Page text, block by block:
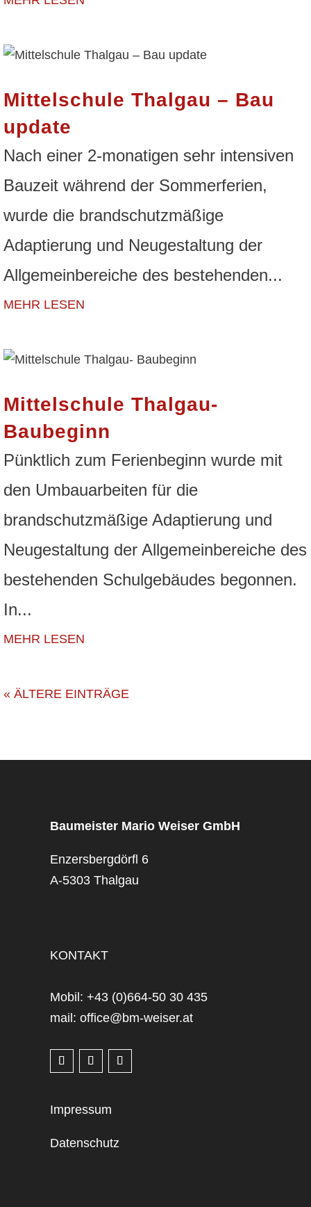
Mittelschule Thalgau – Bau
update
Nach einer 2-monatigen sehr intensiven
Bauzeit während der Sommerferien,
wurde die brandschutzmäßige
Adaptierung und Neugestaltung der
Allgemeinbereiche des bestehenden...
MEHR LESEN
Mittelschule Thalgau-
Baubeginn
Pünktlich zum Ferienbeginn wurde mit
den Umbauarbeiten für die
brandschutzmäßige Adaptierung und
Neugestaltung der Allgemeinbereiche des
bestehenden Schulgebäudes begonnen.
In...
MEHR LESEN
« ÄLTERE EINTRÄGE
Baumeister Mario Weiser GmbH
Enzersbergdörfl 6
A-5303 Thalgau
KONTAKT
Mobil: +43 (0)664-50 30 435
mail: office@bm-weiser.at
Impressum
Datenschutz